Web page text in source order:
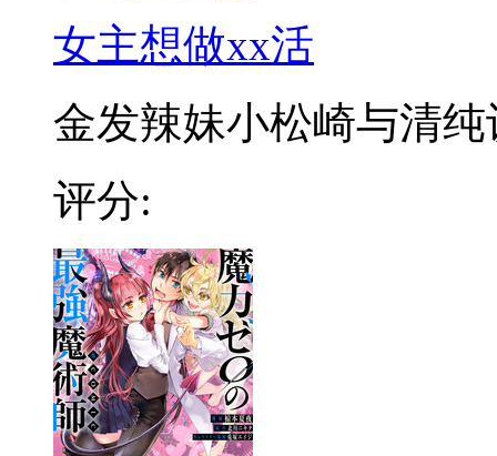
女主想做xx活
金发辣妹小松崎与清纯
评分: